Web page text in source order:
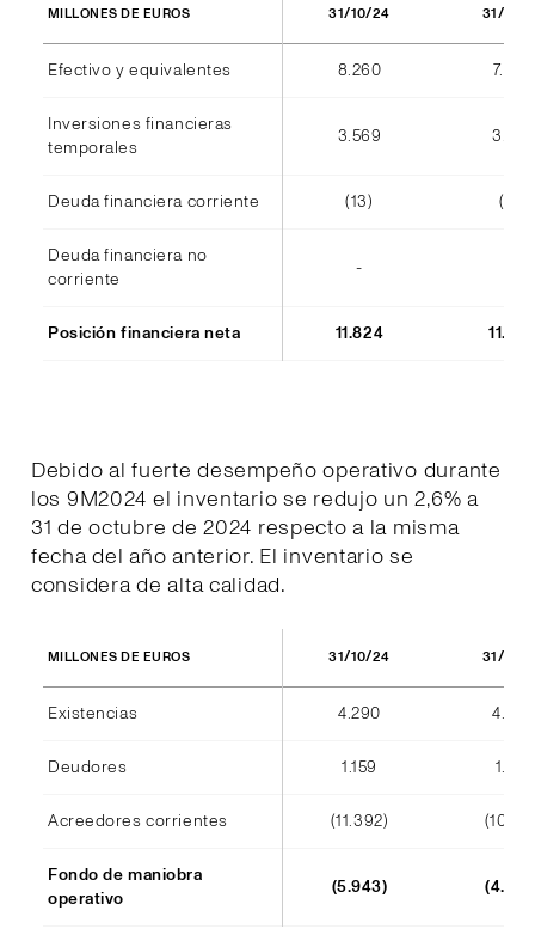
MILLONES DE EUROS 31/10/24 31/10/
Efectivo y equivalentes 8.260 7.940
Inversiones financieras
temporales
3.569 3.555
Deuda financiera corriente (13) (14)
Deuda financiera no
corriente
-
Posición financiera neta 11.824
Debido al fuerte desempeño operativo durante
los 9M2024 el inventario se redujo un 2,6% a
31 de octubre de 2024 respecto a la misma
fecha del año anterior. El inventario se
considera de alta calidad.
MILLONES DE EUROS 31/10/24 31/10/
Existencias 4.290 4.404
Deudores 1.159 1.184
Acreedores corrientes (11.392)
Fondo de maniobra
operativo
(5.943)